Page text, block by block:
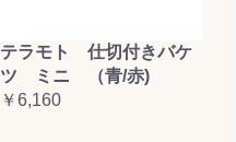
テラモト 仕切付きバケ
ツ ミニ （青/赤)
￥6,160